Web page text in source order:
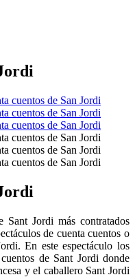
Sant Jordi más contratados
de cuenta cuentos o
En este espectáculo los
de Sant Jordi donde
y el caballero Sant Jordi